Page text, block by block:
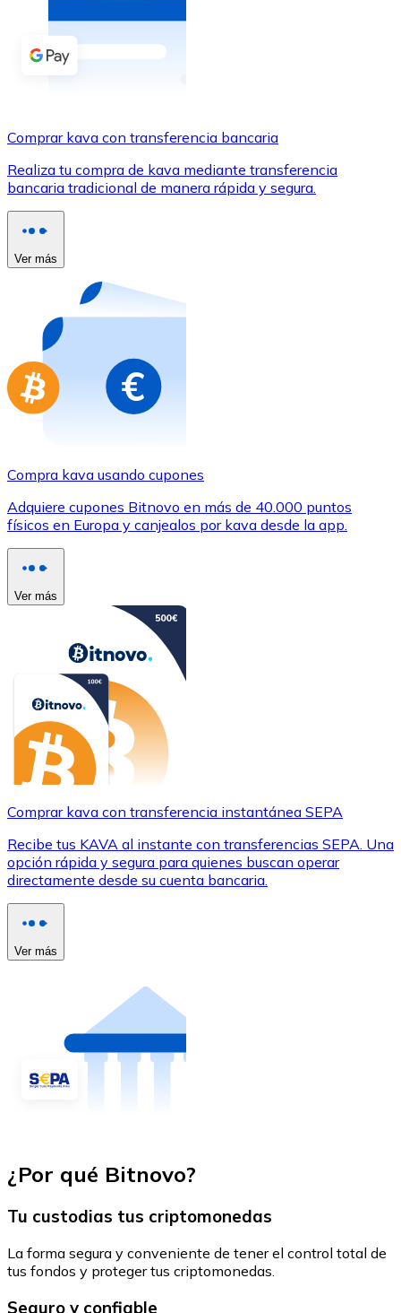
Comprar con efectivo
Transferencia SEPA
Utiliza tarjetas Visa y Mastercard para comprar
Comprar con tarjeta
Compra tarjetas regalo de tus marcas favoritas con
Ir a la tienda de tarjetas regalo
Comprar kava con transferencia bancaria
Realiza tu compra de kava mediante transferencia
bancaria tradicional de manera rápida y segura.
Ver más
Compra kava usando cupones
Adquiere cupones Bitnovo en más de 40.000 puntos
físicos en Europa y canjealos por kava desde la app.
Ver más
Comprar kava con transferencia instantánea SEPA
Recibe tus KAVA al instante con transferencias SEPA. Una
opción rápida y segura para quienes buscan operar
directamente desde su cuenta bancaria.
Ver más
¿Por qué Bitnovo?
Tu custodias tus criptomonedas
La forma segura y conveniente de tener el control total de
tus fondos y proteger tus criptomonedas.
Seguro y confiable